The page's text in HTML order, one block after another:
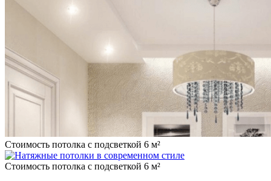
Стоимость потолка с подсветкой 6 м²
Стоимость потолка с подсветкой 6 м²